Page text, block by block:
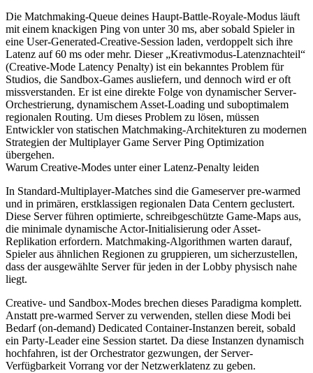
Die Matchmaking-Queue deines Haupt-Battle-Royale-Modus läuft
mit einem knackigen Ping von unter 30 ms, aber sobald Spieler in
eine User-Generated-Creative-Session laden, verdoppelt sich ihre
Latenz auf 60 ms oder mehr. Dieser „Kreativmodus-Latenznachteil“
(Creative-Mode Latency Penalty) ist ein bekanntes Problem für
Studios, die Sandbox-Games ausliefern, und dennoch wird er oft
missverstanden. Er ist eine direkte Folge von dynamischer Server-
Orchestrierung, dynamischem Asset-Loading und suboptimalem
regionalen Routing. Um dieses Problem zu lösen, müssen
Entwickler von statischen Matchmaking-Architekturen zu modernen
Strategien der Multiplayer Game Server Ping Optimization
übergehen.
Warum Creative-Modes unter einer Latenz-Penalty leiden
In Standard-Multiplayer-Matches sind die Gameserver pre-warmed
und in primären, erstklassigen regionalen Data Centern geclustert.
Diese Server führen optimierte, schreibgeschützte Game-Maps aus,
die minimale dynamische Actor-Initialisierung oder Asset-
Replikation erfordern. Matchmaking-Algorithmen warten darauf,
Spieler aus ähnlichen Regionen zu gruppieren, um sicherzustellen,
dass der ausgewählte Server für jeden in der Lobby physisch nahe
liegt.
Creative- und Sandbox-Modes brechen dieses Paradigma komplett.
Anstatt pre-warmed Server zu verwenden, stellen diese Modi bei
Bedarf (on-demand) Dedicated Container-Instanzen bereit, sobald
ein Party-Leader eine Session startet. Da diese Instanzen dynamisch
hochfahren, ist der Orchestrator gezwungen, der Server-
Verfügbarkeit Vorrang vor der Netzwerklatenz zu geben.